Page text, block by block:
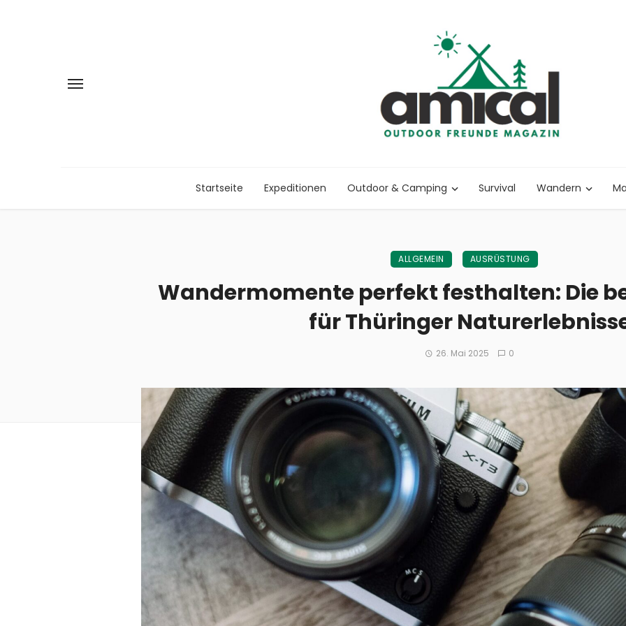
Startseite Expeditionen Outdoor & Camping Survival Wandern
ALLGEMEIN AUSRÜSTUNG
Wandermomente perfekt festhalten: Die
für Thüringer
26. Mai 2025 0